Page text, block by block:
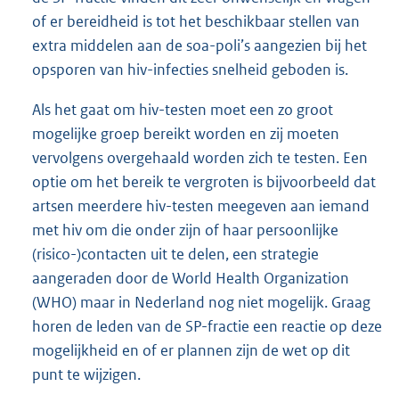
of er bereidheid is tot het beschikbaar stellen van
extra middelen aan de soa-poli’s aangezien bij het
opsporen van hiv-infecties snelheid geboden is.
Als het gaat om hiv-testen moet een zo groot
mogelijke groep bereikt worden en zij moeten
vervolgens overgehaald worden zich te testen. Een
optie om het bereik te vergroten is bijvoorbeeld dat
artsen meerdere hiv-testen meegeven aan iemand
met hiv om die onder zijn of haar persoonlijke
(risico-)contacten uit te delen, een strategie
aangeraden door de World Health Organization
(WHO) maar in Nederland nog niet mogelijk. Graag
horen de leden van de SP-fractie een reactie op deze
mogelijkheid en of er plannen zijn de wet op dit
punt te wijzigen.